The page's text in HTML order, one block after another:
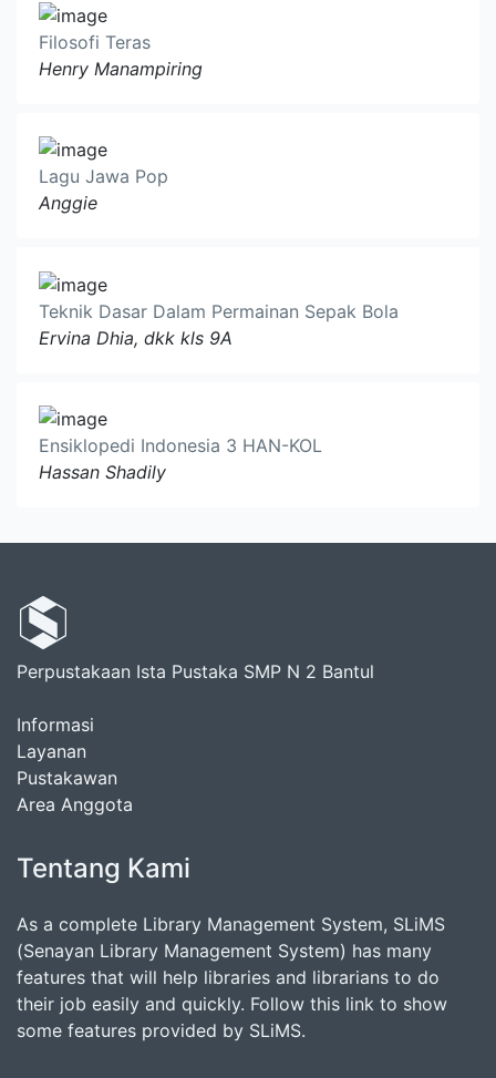
Filosofi Teras
Henry Manampiring
Lagu Jawa Pop
Anggie
Teknik Dasar Dalam Permainan Sepak Bola
Ervina Dhia, dkk kls 9A
Ensiklopedi Indonesia 3 HAN-KOL
Hassan Shadily
Perpustakaan Ista Pustaka SMP N 2 Bantul
Informasi
Layanan
Pustakawan
Area Anggota
Tentang Kami
As a complete Library Management System, SLiMS
(Senayan Library Management System) has many
features that will help libraries and librarians to do
their job easily and quickly. Follow this link to show
some features provided by SLiMS.